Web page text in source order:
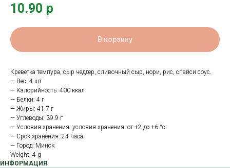
10.90 р
В корзину
Креветка темпура, сыр чеддер, сливочный сыр, нори, рис, спайси соус.
— Вес: 4 шт
— Калорийность: 400 ккал
— Белки: 4 г
— Жиры: 41.7 г
— Углеводы: 39.9 г
— Условия хранения: условия хранения: от +2 до +6 °с
— Срок хранения: 24 часа
— Город: Минск
Weight: 4 g
ИНФОРМАЦИЯ